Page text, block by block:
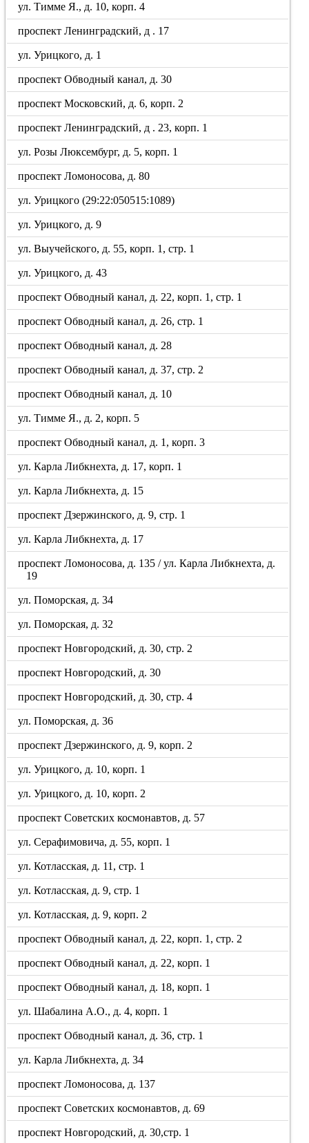
ул. Тимме Я., д. 10, корп. 4
проспект Ленинградский, д . 17
ул. Урицкого, д. 1
проспект Обводный канал, д. 30
проспект Московский, д. 6, корп. 2
проспект Ленинградский, д . 23, корп. 1
ул. Розы Люксембург, д. 5, корп. 1
проспект Ломоносова, д. 80
ул. Урицкого (29:22:050515:1089)
ул. Урицкого, д. 9
ул. Выучейского, д. 55, корп. 1, стр. 1
ул. Урицкого, д. 43
проспект Обводный канал, д. 22, корп. 1, стр. 1
проспект Обводный канал, д. 26, стр. 1
проспект Обводный канал, д. 28
проспект Обводный канал, д. 37, стр. 2
проспект Обводный канал, д. 10
ул. Тимме Я., д. 2, корп. 5
проспект Обводный канал, д. 1, корп. 3
ул. Карла Либкнехта, д. 17, корп. 1
ул. Карла Либкнехта, д. 15
проспект Дзержинского, д. 9, стр. 1
ул. Карла Либкнехта, д. 17
проспект Ломоносова, д. 135 / ул. Карла Либкнехта, д.
19
ул. Поморская, д. 34
ул. Поморская, д. 32
проспект Новгородский, д. 30, стр. 2
проспект Новгородский, д. 30
проспект Новгородский, д. 30, стр. 4
ул. Поморская, д. 36
проспект Дзержинского, д. 9, корп. 2
ул. Урицкого, д. 10, корп. 1
ул. Урицкого, д. 10, корп. 2
проспект Советских космонавтов, д. 57
ул. Серафимовича, д. 55, корп. 1
ул. Котласская, д. 11, стр. 1
ул. Котласская, д. 9, стр. 1
ул. Котласская, д. 9, корп. 2
проспект Обводный канал, д. 22, корп. 1, стр. 2
проспект Обводный канал, д. 22, корп. 1
проспект Обводный канал, д. 18, корп. 1
ул. Шабалина А.О., д. 4, корп. 1
проспект Обводный канал, д. 36, стр. 1
ул. Карла Либкнехта, д. 34
проспект Ломоносова, д. 137
проспект Советских космонавтов, д. 69
проспект Новгородский, д. 30,стр. 1